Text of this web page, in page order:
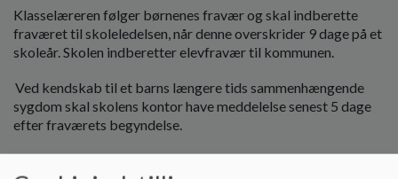
Klasselæreren følger børnenes fravær og skal indberette
fraværet til skoleledelsen, når denne overskrider 9 dage på et
skoleår. Skolen indberetter elevfravær til kommunen.
Ved kendskab til et barns længere tids sammenhængende
sygdom skal skolens kontor have meddelelse senest 5 dage
efter fraværets begyndelse.
Procedure ved elevfravær - pejlemærker